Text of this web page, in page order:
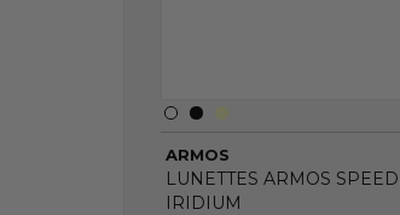
ARMOS
LUNETTES ARMOS
IRIDIUM